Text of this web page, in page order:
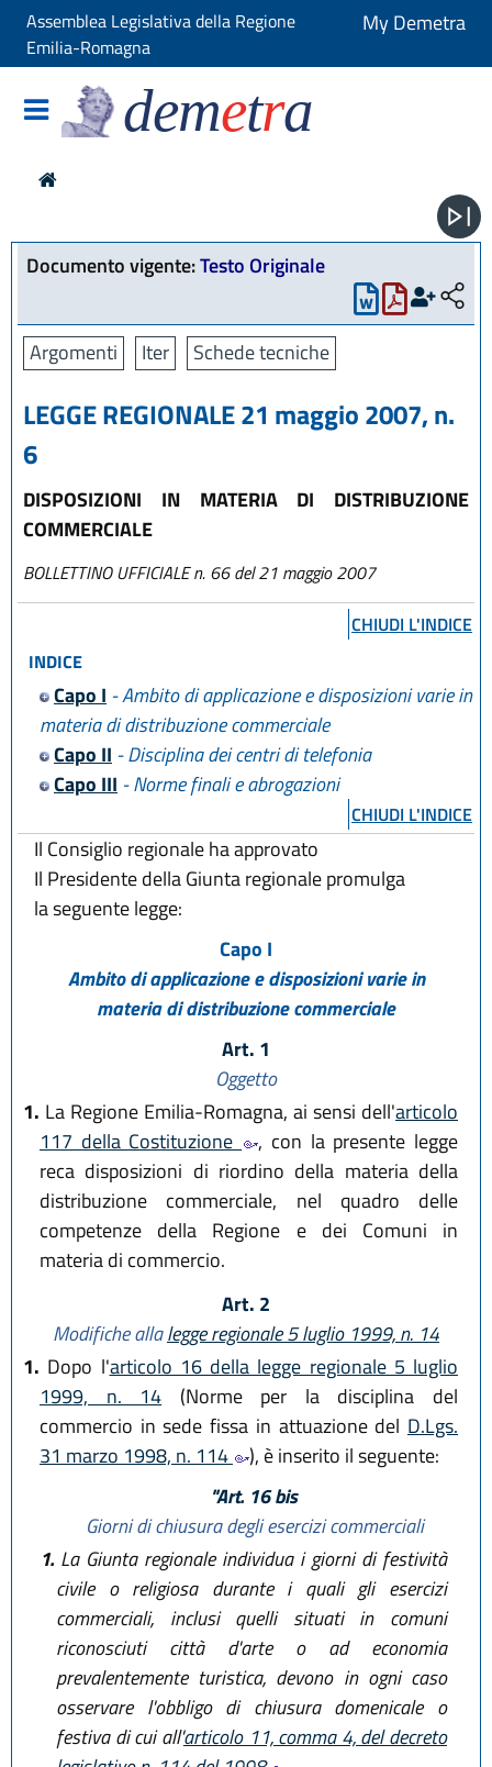
Assemblea Legislativa della Regione
Emilia-Romagna
My Demetra
demetra
Documento vigente:Testo Originale
Argomenti Iter Schede tecniche
LEGGE REGIONALE 21 maggio 2007, n.
6
DISPOSIZIONI IN MATERIA DI DISTRIBUZIONE
COMMERCIALE
BOLLETTINO UFFICIALE n. 66 del 21 maggio 2007
CHIUDI L'INDICE
INDICE
Capo I - Ambito di applicazione e disposizioni varie in
materia di distribuzione commerciale
Capo II - Disciplina dei centri di telefonia
Capo III - Norme finali e abrogazioni
CHIUDI L'INDICE
Il Consiglio regionale ha approvato
Il Presidente della Giunta regionale promulga
la seguente legge:
Capo I
Ambito di applicazione e disposizioni varie in
materia di distribuzione commerciale
Art. 1
Oggetto
1. La Regione Emilia-Romagna, ai sensi dell'articolo
117 della Costituzione
, con la presente legge
reca disposizioni di riordino della materia della
distribuzione commerciale, nel quadro delle
competenze della Regione e dei Comuni in
materia di commercio.
Art. 2
Modifiche allalegge regionale 5 luglio 1999, n. 14
1. Dopo l'articolo 16 della legge regionale 5 luglio
1999, n. 14 (Norme per la disciplina del
commercio in sede fissa in attuazione del D.Lgs.
31 marzo 1998, n. 114
), è inserito il seguente:
"Art. 16 bis
Giorni di chiusura degli esercizi commerciali
1.La Giunta regionale individua i giorni di festività
civile o religiosa durante i quali gli esercizi
commerciali, inclusi quelli situati in comuni
riconosciuti città d'arte o ad economia
prevalentemente turistica, devono in ogni caso
osservare l'obbligo di chiusura domenicale o
festiva di cui all'articolo 11, comma 4, del decreto